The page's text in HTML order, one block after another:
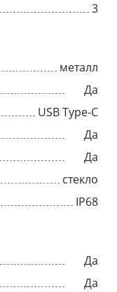
3
металл
Да
USB Type-C
Да
Да
стекло
IP68
Да
Да